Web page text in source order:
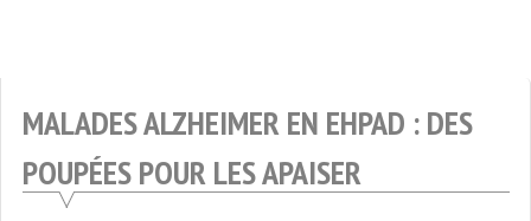
Des
Résidences
Seniors
MALADES ALZHEIMER EN EHPAD : DES
POUPÉES POUR LES APAISER